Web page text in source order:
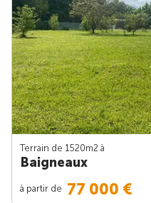
Terrain de 1520m2 à
Baigneaux
à partir de 77 000 €